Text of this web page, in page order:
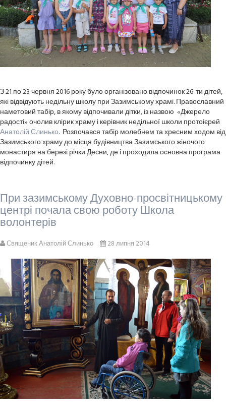
З 21 по 23 червня 2016 року було організовано відпочинок 26-ти дітей,
які відвідують недільну школу при Зазимському храмі. Православний
наметовий табір, в якому відпочивали дітки, із назвою «Джерело
радості» очолив клірик храму і керівник недільної школи протоієрей
Анатолій Слинько. Розпочався табір молебнем та хресним ходом від
Зазимського храму до місця будівництва Зазимського жіночого
монастиря на березі річки Десни, де і проходила основна програма
відпочинку дітей.
При зазимському Духовно-просвітницькому
центрі почала свою роботу Школа
волонтерів
Священик Анатолій Слинько 28 липня 2014